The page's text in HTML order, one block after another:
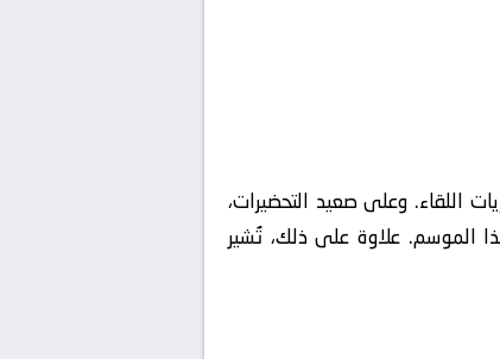
اللقاء. وعلى صعيد التحضيرات،
الموسم. علاوة على ذلك، تُشير